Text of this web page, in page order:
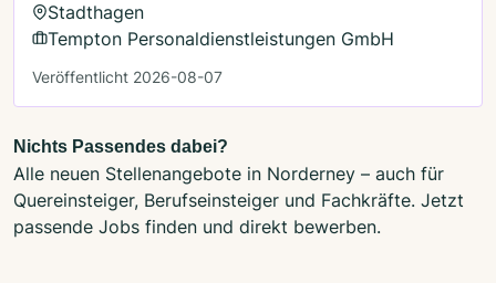
Stadthagen
Tempton Personaldienstleistungen GmbH
Veröffentlicht 2026-08-07
Nichts Passendes dabei?
Alle neuen Stellenangebote in Norderney – auch für
Quereinsteiger, Berufseinsteiger und Fachkräfte. Jetzt
passende Jobs finden und direkt bewerben.